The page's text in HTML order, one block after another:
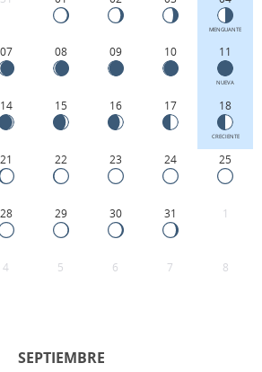
MENGUANTE
07 08 09 10 11
NUEVA
14 15 16 17 18
CRECIENTE
21 22 23 24 25
28 29 30 31 1
4 5 6 7 8
SEPTIEMBRE